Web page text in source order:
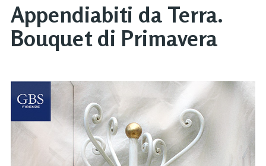
Appendiabiti da Terra.
Bouquet di Primavera